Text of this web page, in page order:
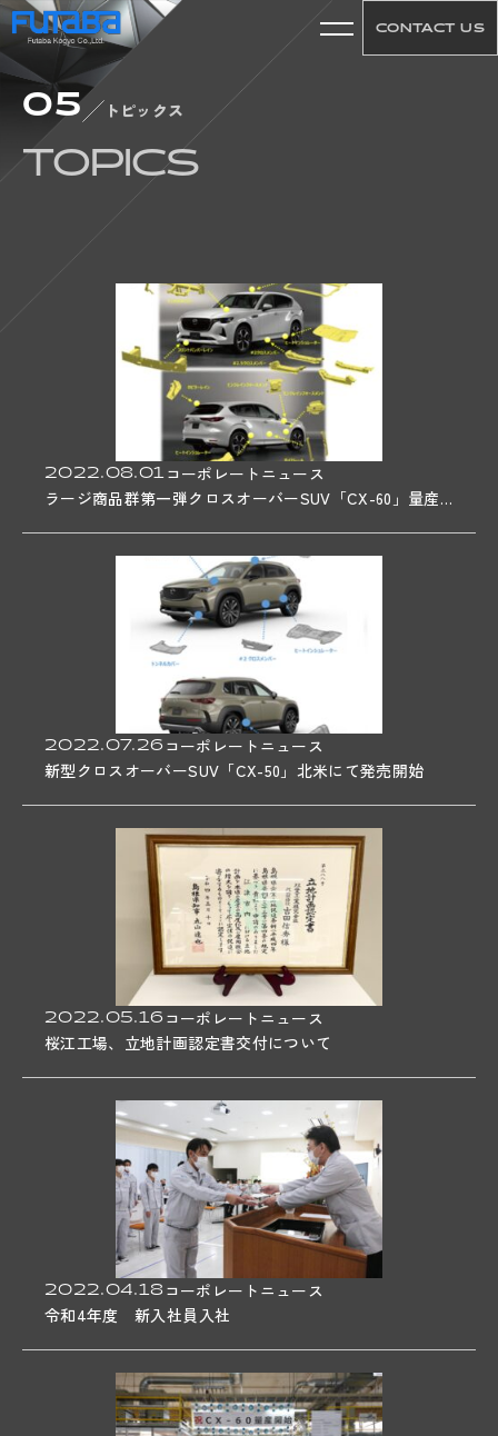
CONTACT US
01
ABOUT US
CONCEPT
COMPANY
ACCESS
WORKS
PRODUCT
TECHNICAL
MACHINE
03
SUSTAINABILITY
RECRUIT
GREAT WORKERS
CROSSTALK
REQUIREMENTS
TOPICS
05 トピックス
TOPICS
2022.08.01コーポレートニュース
ラージ商品群第一弾クロスオーバーSUV「CX-60」量産開始
2022.07.26 コーポレートニュース
新型クロスオーバーSUV「CX-50」北米にて発売開始
2022.05.16 コーポレートニュース
桜江工場、立地計画認定書交付について
2022.04.18 コーポレートニュース
令和4年度 新入社員入社